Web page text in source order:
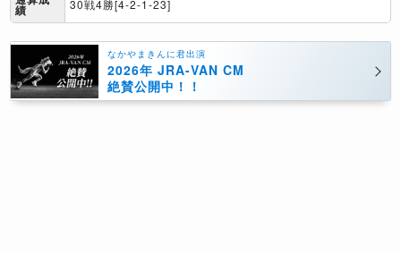
績 30戦4勝[4-2-1-23]
なかやまきんに君出演
2026年 JRA-VAN CM
絶賛公開中！！